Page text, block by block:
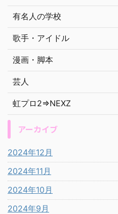
有名人の学校
歌手・アイドル
漫画・脚本
芸人
虹プロ2⇒NEXZ
アーカイブ
2024年12月
2024年11月
2024年10月
2024年9月